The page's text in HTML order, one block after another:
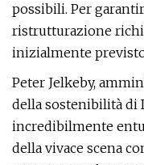
possibili. Per
ristrutturazione
inizialmente
Peter Jelkeby,
della sostenibilità di
incredibilmente
della vivace scena